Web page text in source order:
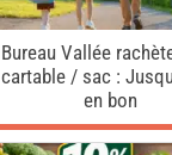
Bureau Vallée
cartable / sac :
en bon